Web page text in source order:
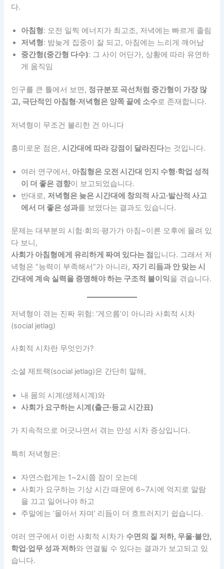
다.
아침형: 오전 일찍 에너지가 최고조, 저녁에는 빠르게 졸림
저녁형: 밤늦게 집중이 잘 되고, 아침에는 느리게 깨어남
중간형(중간형 다수): 그 사이 어딘가, 상황에 따라 유연하
게 움직임
인구를 큰 틀에서 보면, 정규분포 곡선처럼 중간형이 가장 많
고, 극단적인 아침형·저녁형은 양쪽 끝에 소수로 존재합니다.
저녁형이 무조건 불리한 건 아니다
흥미로운 점은,시간대에 따라 강점이 달라진다는 것입니다.
여러 연구에서, 아침형은 오전 시간대 인지 수행·학업 성적
이 더 좋은 경향이 보고되었습니다.
반대로, 저녁형은 늦은 시간대에 창의적 사고·발산적 사고
에서 더 좋은 성과를 보였다는 결과도 있습니다.
문제는 대부분의 시험·회의·평가가 아침~이른 오후에 몰려 있
다 보니,
사회가 아침형에게 유리하게 짜여 있다는 점 입니다. 그래서 저
녁형은 “능력이 부족해서”가 아니라, 자기 리듬과 안 맞는 시
간대에 계속 실력을 증명해야 하는 구조적 불이익을 겪습니다.
저녁형이 겪는 진짜 위험: ‘게으름’이 아니라 사회적 시차
(social jetlag)
사회적 시차란 무엇인가?
소셜 제트랙(social jetlag)은 간단히 말해,
내 몸의 시계(생체시계)와
사회가 요구하는 시계(출근·등교 시간표)
가 지속적으로 어긋나면서 겪는 만성 시차 증상입니다.
특히 저녁형은:
자연스럽게는 1~2시쯤 잠이 오는데
사회가 요구하는 기상 시간 때문에 6~7시에 억지로 알람
을 끄고 일어나야 하고
주말에는 ‘몰아서 자며’ 리듬이 더 흐트러지기 쉽습니다.
여러 연구에서 이런 사회적 시차가 수면의 질 저하, 우울·불안,
학업·업무 성과 저하와 연결될 수 있다는 결과가 보고되고 있
습니다.